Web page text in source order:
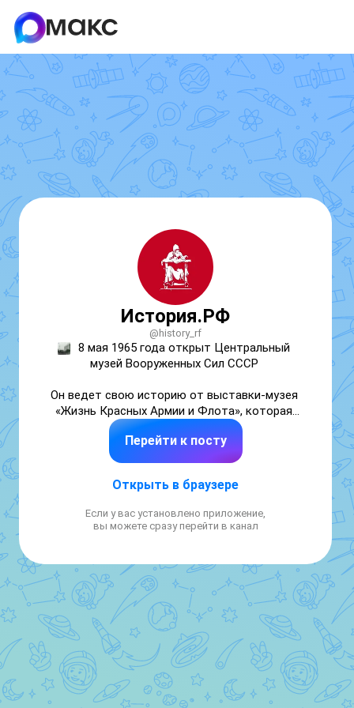
История.РФ
@history_rf
8 мая 1965 года открыт Центральный
музей Вооруженных Сил СССР
Он ведет свою историю от выставки-музея
«Жизнь Красных Армии и Флота», которая
открылась в 1920 году в Верхних торговых
рядах на Красной площади. После этого
музей переименовывался, переходил в
переезжал.
Сегодня на пространстве размером пять
занимают залы, посвященные Великой
Отечественной войне. В музее хранится
Знамя Победы, водруженное над
рейхстагом в мае 1945 года.
#памятныедаты_ИсторияРФ
Перейти к посту
Открыть в браузере
Если у вас установлено приложение,
вы можете сразу перейти в канал